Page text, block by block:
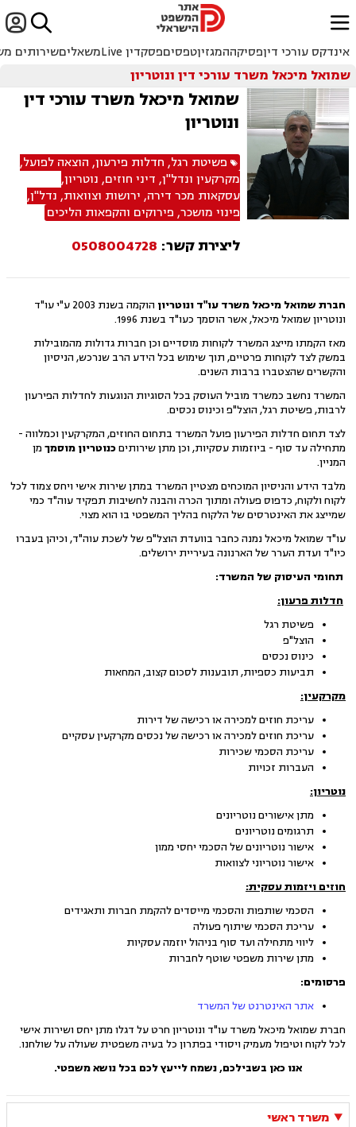

ﱐ
אינדקס עורכי דיןפסיקההמגזיןטפסיםפסקדין Live משאליםשירותים
שמואל מיכאל משרד עורכי דין ונוטריון
שמואל מיכאל משרד עורכי דין
ונוטריון
פשיטת רגל, חדלות פירעון, הוצאה לפועל,
מקרקעין ונדל"ן, דיני חוזים, נוטריון,
עסקאות מכר דירה, ירושות וצוואות, נדל"ן,
פינוי מושכר, פירוקים והקפאות הליכים
ליצירת קשר: 0508004728
חברת שמואל מיכאל משרד עו"ד ונוטריון
הוקמה בשנת 2003 ע"י עו"ד
ונוטריון שמואל מיכאל, אשר הוסמך כעו"ד בשנת 1996.
מאז הקמתו מייצג המשרד לקוחות מוסדיים וכן חברות גדולות מהמובילות
במשק לצד לקוחות פרטיים, תוך שימוש בכל הידע הרב שנרכש, הניסיון
והקשרים שהצטברו ברבות השנים.
המשרד נחשב כמשרד מוביל העוסק בכל הסוגיות הנוגעות לחדלות הפירעון
לרבות, פשיטת רגל, הוצל"פ וכינוס נכסים.
לצד תחום חדלות הפירעון פועל המשרד בתחום החוזים, המקרקעין וכמלווה -
מתחילה עד סוף - ביוזמות עסקיות, וכן מתן שירותיםכנוטריון מוסמך מן
המניין.
מלבד הידע והניסיון המוכחים מצטיין המשרד במתן שירות אישי ויחס צמוד לכל
לקוח ולקוח, כדפוס פעולה ומתוך הכרה והבנה לחשיבות תפקיד עוה"ד כמי
שמייצג את האינטרסים של הלקוח בהליך המשפטי בו הוא מצוי.
עו"ד שמואל מיכאל נמנה כחבר בוועדת הוצל"פ של לשכת עוה"ד, וכיהן בעברו
כיו"ד ועדת הערר של הארנונה בעיריית ירושלים.
תחומי העיסוק של המשרד:
חדלות פרעון:
פשיטת רגל
הוצל"פ
כינוס נכסים
תביעות כספיות, תובענות לסכום קצוב, המחאות
מקרקעין:
עריכת חוזים למכירה או רכישה של דירות
עריכת חוזים למכירה או רכישה של נכסים מקרקעין עסקיים
עריכת הסכמי שכירות
העברות זכויות
נוטריון:
מתן אישורים נוטריונים
תרגומים נוטריונים
אישור נוטריונים של הסכמי יחסי ממון
אישור נוטריוני לצוואות
חוזים ויזמות עסקית:
הסכמי שותפות והסכמי מייסדים להקמת חברות ותאגידים
עריכת הסכמי שיתוף פעולה
ליווי מתחילה ועד סוף בניהול יוזמה עסקיות
מתן שירות משפטי שוטף לחברות
פרסומים:
אתר האינטרנט של המשרד
חברת שמואל מיכאל משרד עו"ד ונוטריון חרט על דגלו מתן יחס ושירות אישי
לכל לקוח וטיפול מעמיק ויסודי בפתרון כל בעיה משפטית שעולה על שולחנו.
אנו כאן בשבילכם, נשמח לייעץ לכם בכל נושא משפטי.
משרד ראשי